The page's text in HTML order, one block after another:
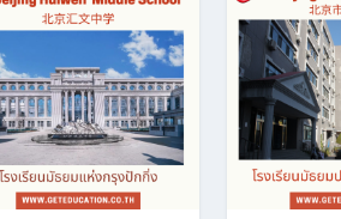
e
d
b
y
l
a
t
e